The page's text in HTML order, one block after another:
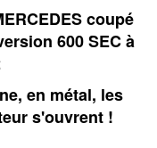
coupé
600 SEC à
en métal, les
s'ouvrent !